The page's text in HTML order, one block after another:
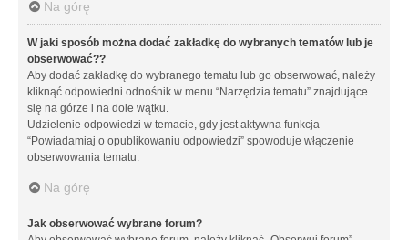
Na górę
W jaki sposób można dodać zakładkę do wybranych tematów lub je
obserwować??
Aby dodać zakładkę do wybranego tematu lub go obserwować, należy
kliknąć odpowiedni odnośnik w menu “Narzędzia tematu” znajdujące
się na górze i na dole wątku.
Udzielenie odpowiedzi w temacie, gdy jest aktywna funkcja
“Powiadamiaj o opublikowaniu odpowiedzi” spowoduje włączenie
obserwowania tematu.
Na górę
Jak obserwować wybrane forum?